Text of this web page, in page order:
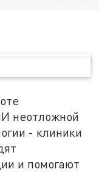
неотложной
- клиники
и помогают